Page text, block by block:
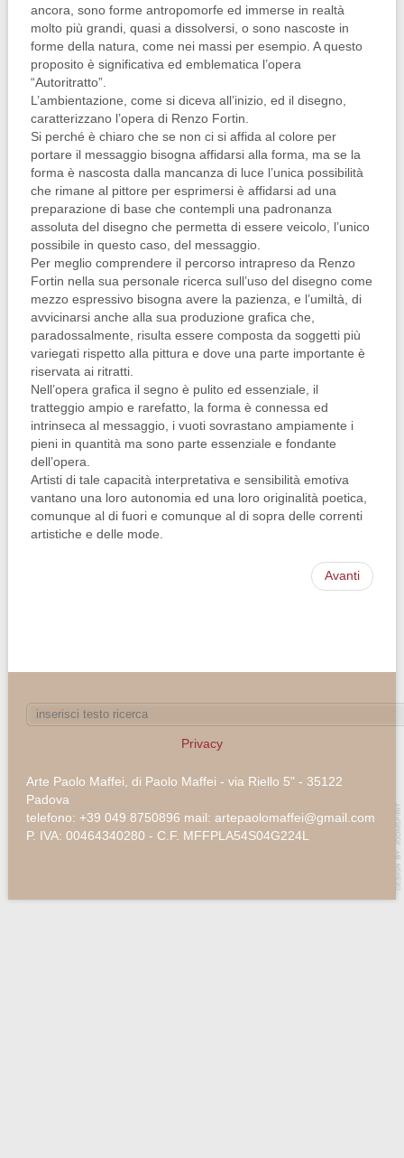
ancora, sono forme antropomorfe ed immerse in realtà
molto più grandi, quasi a dissolversi, o sono nascoste in
forme della natura, come nei massi per esempio. A questo
proposito è significativa ed emblematica l’opera
“Autoritratto”.
L’ambientazione, come si diceva all’inizio, ed il disegno,
caratterizzano l’opera di Renzo Fortin.
Si perché è chiaro che se non ci si affida al colore per
portare il messaggio bisogna affidarsi alla forma, ma se la
forma è nascosta dalla mancanza di luce l’unica possibilità
che rimane al pittore per esprimersi è affidarsi ad una
preparazione di base che contempli una padronanza
assoluta del disegno che permetta di essere veicolo, l’unico
possibile in questo caso, del messaggio.
Per meglio comprendere il percorso intrapreso da Renzo
Fortin nella sua personale ricerca sull’uso del disegno come
mezzo espressivo bisogna avere la pazienza, e l’umiltà, di
avvicinarsi anche alla sua produzione grafica che,
paradossalmente, risulta essere composta da soggetti più
variegati rispetto alla pittura e dove una parte importante è
riservata ai ritratti.
Nell’opera grafica il segno è pulito ed essenziale, il
tratteggio ampio e rarefatto, la forma è connessa ed
intrinseca al messaggio, i vuoti sovrastano ampiamente i
pieni in quantità ma sono parte essenziale e fondante
dell’opera.
Artisti di tale capacità interpretativa e sensibilità emotiva
vantano una loro autonomia ed una loro originalità poetica,
comunque al di fuori e comunque al di sopra delle correnti
artistiche e delle mode.
Avanti
Privacy
Arte Paolo Maffei, di Paolo Maffei - via Riello 5" - 35122
Padova
telefono: +39 049 8750896 mail: artepaolomaffei@gmail.com
P. IVA: 00464340280 - C.F. MFFPLA54S04G224L